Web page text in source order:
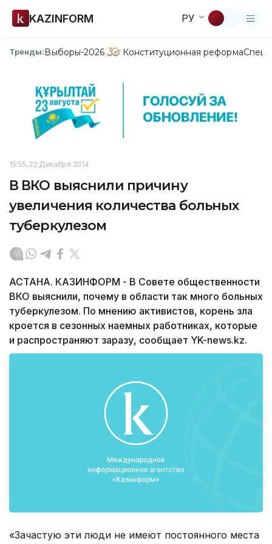
KAZINFORM РУ
Тренды:Выборы-2026 Конституционная реформа
15:55, 22 Декабря 2014
В ВКО выяснили причину
увеличения количества больных
туберкулезом
АСТАНА. КАЗИНФОРМ - В Совете общественности
ВКО выяснили, почему в области так много больных
туберкулезом. По мнению активистов, корень зла
кроется в сезонных наемных работниках, которые
и распространяют заразу, сообщает YK-news.kz.
«Зачастую эти люди не имеют постоянного места